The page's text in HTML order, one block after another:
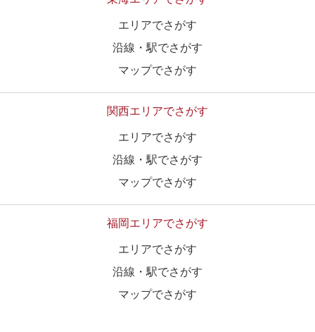
エリアでさがす
沿線・駅でさがす
マップでさがす
関西エリアでさがす
エリアでさがす
沿線・駅でさがす
マップでさがす
福岡エリアでさがす
エリアでさがす
沿線・駅でさがす
マップでさがす